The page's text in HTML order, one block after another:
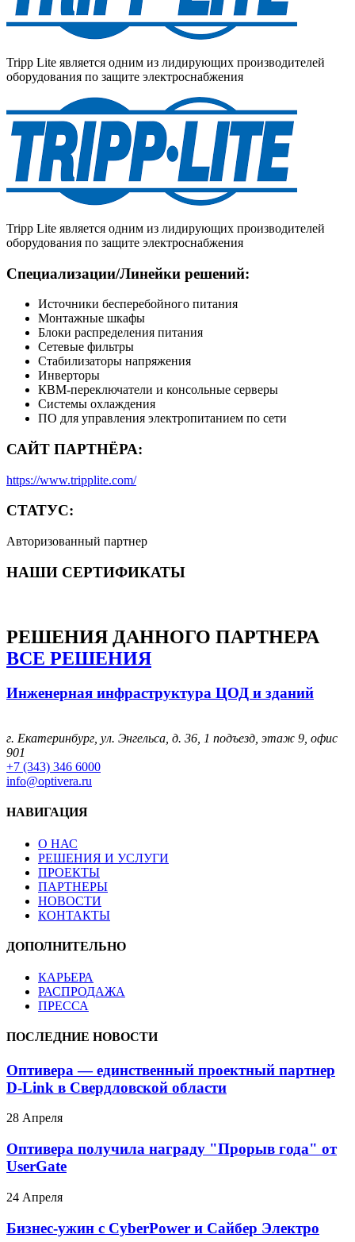
Tripp Lite является одним из лидирующих производителей
оборудования по защите электроснабжения
Tripp Lite является одним из лидирующих производителей
оборудования по защите электроснабжения
Специализации/Линейки решений:
Источники бесперебойного питания
Монтажные шкафы
Блоки распределения питания
Сетевые фильтры
Стабилизаторы напряжения
Инверторы
КВМ-переключатели и консольные серверы
Системы охлаждения
ПО для управления электропитанием по сети
САЙТ ПАРТНЁРА:
https://www.tripplite.com/
СТАТУС:
Авторизованный партнер
НАШИ СЕРТИФИКАТЫ
РЕШЕНИЯ ДАННОГО ПАРТНЕРА
ВСЕ РЕШЕНИЯ
Инженерная инфраструктура ЦОД и зданий
г. Екатеринбург, ул. Энгельса, д. 36, 1 подъезд, этаж 9, офис
901
+7 (343) 346 6000
info@optivera.ru
НАВИГАЦИЯ
О НАС
РЕШЕНИЯ И УСЛУГИ
ПРОЕКТЫ
ПАРТНЕРЫ
НОВОСТИ
КОНТАКТЫ
ДОПОЛНИТЕЛЬНО
КАРЬЕРА
РАСПРОДАЖА
ПРЕССА
ПОСЛЕДНИЕ НОВОСТИ
Оптивера — единственный проектный партнер
D-Link в Свердловской области
28 Апреля
Оптивера получила награду "Прорыв года" от
UserGate
24 Апреля
Бизнес-ужин с CyberPower и Сайбер Электро